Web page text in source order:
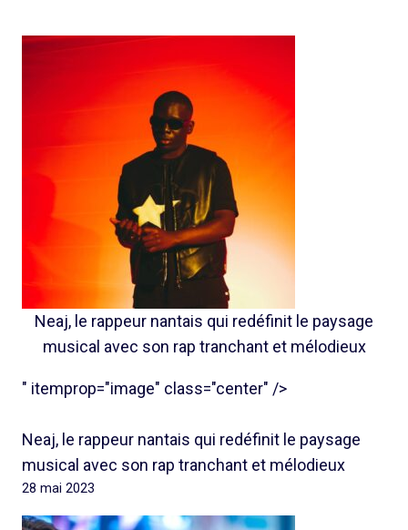
Neaj, le rappeur nantais qui redéfinit le paysage
musical avec son rap tranchant et mélodieux
" itemprop="image" class="center" />
Neaj, le rappeur nantais qui redéfinit le paysage
musical avec son rap tranchant et mélodieux
28 mai 2023